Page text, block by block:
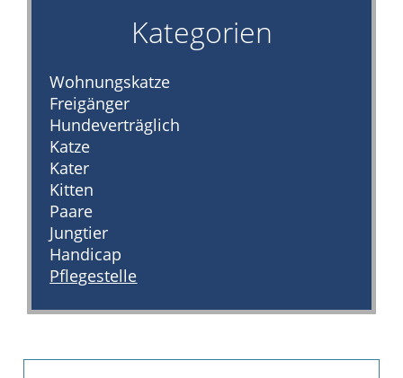
2016
Vermittlung
Kastration
Schönheit
Helfen
Futtergutscheine
Spenden
Partnerprogramme
Patenschaft
Danke
Kategorien
Wohnungskatze
Freigänger
Hundeverträglich
Katze
Kater
Kitten
Paare
Jungtier
Handicap
Pflegestelle